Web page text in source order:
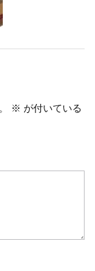
※ が付いている